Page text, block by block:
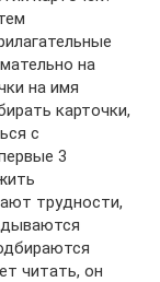
на
на имя
карточки,
с
3
трудности,
читать, он